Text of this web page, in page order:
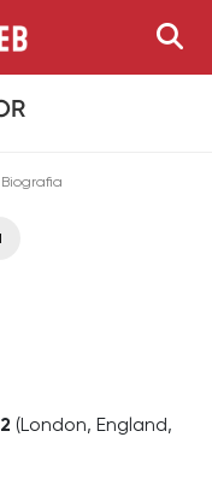
Biografia
(London, England,